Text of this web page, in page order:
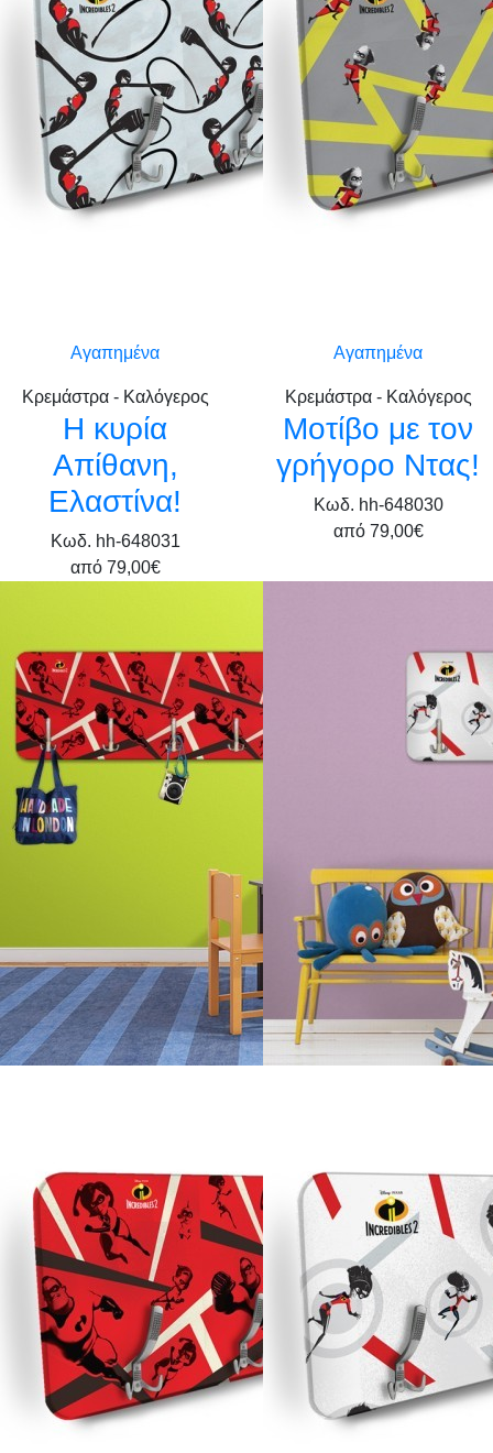
Αγαπημένα
Κρεμάστρα - Καλόγερος
Η κυρία
Απίθανη,
Ελαστίνα!
Κωδ. hh-648031
από 79,00€
Αγαπημένα
Κρεμάστρα - Καλόγερος
Μοτίβο με τον
γρήγορο Ντας!
Κωδ. hh-648030
από 79,00€